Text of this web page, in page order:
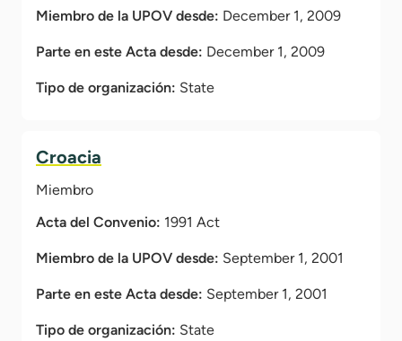
Miembro de la UPOV desde: December 1, 2009
Parte en este Acta desde: December 1, 2009
Tipo de organización: State
Croacia
Miembro
Acta del Convenio: 1991 Act
Miembro de la UPOV desde: September 1, 2001
Parte en este Acta desde: September 1, 2001
Tipo de organización: State